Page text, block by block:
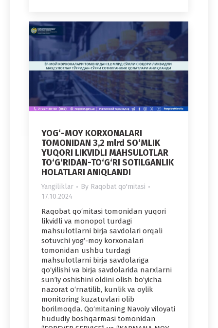
YOG‘-MOY KORXONALARI
TOMONIDAN 3,2 mlrd SO‘MLIK
YUQORI LIKVIDLI MAHSULOTLAR
TO‘G‘RIDAN-TO‘G‘RI SOTILGANLIK
HOLATLARI ANIQLANDI
Yangiliklar By Raqobat qo'mitasi
17.10.2024
Raqobat qo‘mitasi tomonidan yuqori
likvidli va monopol turdagi
mahsulotlarni birja savdolari orqali
sotuvchi yog‘-moy korxonalari
tomonidan ushbu turdagi
mahsulotlarni birja savdolariga
qo‘yilishi va birja savdolarida narxlarni
sun’iy oshishini oldini olish bo‘yicha
nazorat o‘rnatilib, kunlik va oylik
monitoring kuzatuvlari olib
borilmoqda. Qo‘mitaning Navoiy viloyati
hududiy boshqarmasi tomonidan